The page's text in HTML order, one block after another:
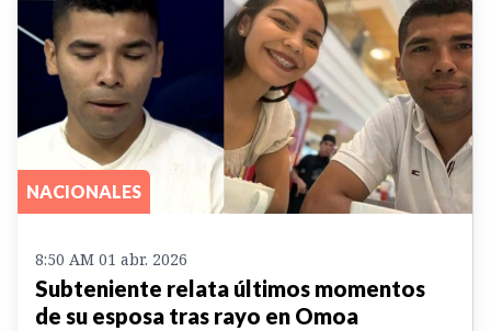
NACIONALES
8:50 AM 01 abr. 2026
Subteniente relata últimos momentos
de su esposa tras rayo en Omoa